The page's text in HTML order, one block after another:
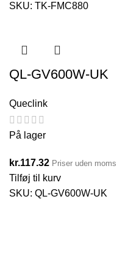
SKU: TK-FMC880
QL-GV600W-UK
Queclink
På lager
kr.117.32 Priser uden moms
Tilføj til kurv
SKU: QL-GV600W-UK